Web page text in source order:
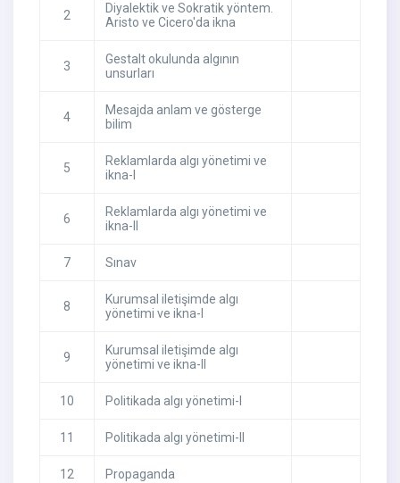
2
Diyalektik ve Sokratik yöntem.
Aristo ve Cicero'da ikna
3
Gestalt okulunda algının
unsurları
4
Mesajda anlam ve gösterge
bilim
5
Reklamlarda algı yönetimi ve
ikna-I
6
Reklamlarda algı yönetimi ve
ikna-II
7 Sınav
8
Kurumsal iletişimde algı
yönetimi ve ikna-I
9
Kurumsal iletişimde algı
yönetimi ve ikna-II
10 Politikada algı yönetimi-I
11 Politikada algı yönetimi-II
12 Propaganda